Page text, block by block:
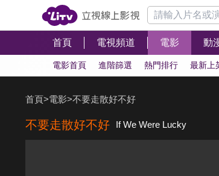
首頁 電視頻道 電影 動
電影首頁 進階篩選 熱門排行 最新上
首頁>電影>不要走散好不好
不要走散好不好 If We Were Lucky